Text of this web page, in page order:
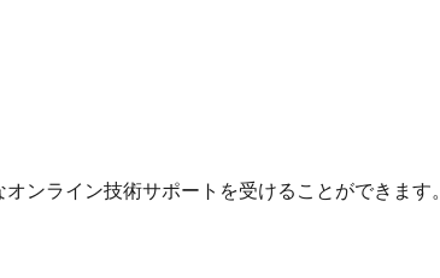
ンライン技術サポートを受けることができます。